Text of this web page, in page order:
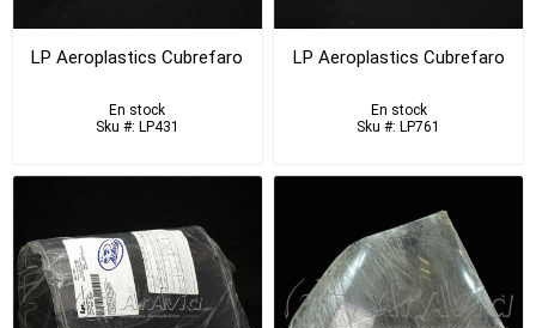
LP Aeroplastics Cubrefaro
En stock
Sku #: LP431
LP Aeroplastics Cubrefaro
En stock
Sku #: LP761